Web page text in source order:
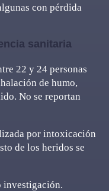
con pérdida
sanitaria
22 y 24 personas
de humo,
No se reportan
por intoxicación
de los heridos se
investigación.